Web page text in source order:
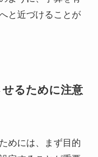
と近づけることが
るために注意
めには、まず目的